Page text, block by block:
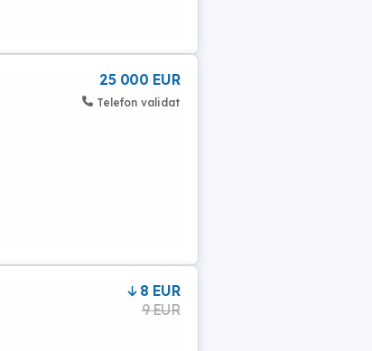
25 000 EUR
Telefon validat
8 EUR
9 EUR